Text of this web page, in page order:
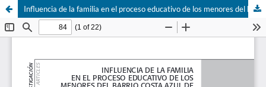
Influencia de la familia en el proceso educativo de los menores del barrio costa azul de Sincelejo (Colombia)